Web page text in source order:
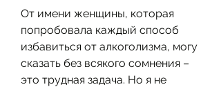
От имени женщины, которая
попробовала каждый способ
избавиться от алкоголизма, могу
сказать без всякого сомнения –
это трудная задача. Но я не